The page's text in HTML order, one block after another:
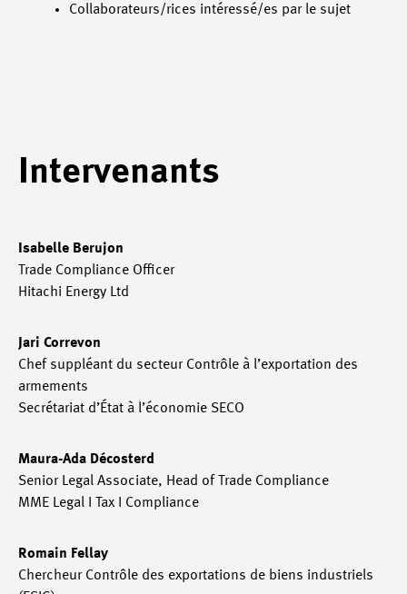
Collaborateurs/rices intéressé/es par le sujet
Intervenants
Isabelle Berujon
Trade Compliance Officer
Hitachi Energy Ltd
Jari Correvon
Chef suppléant du secteur Contrôle à l’exportation des
armements
Secrétariat d’État à l’économie SECO
Maura-Ada Décosterd
Senior Legal Associate, Head of Trade Compliance
MME Legal I Tax I Compliance
Romain Fellay
Chercheur Contrôle des exportations de biens industriels